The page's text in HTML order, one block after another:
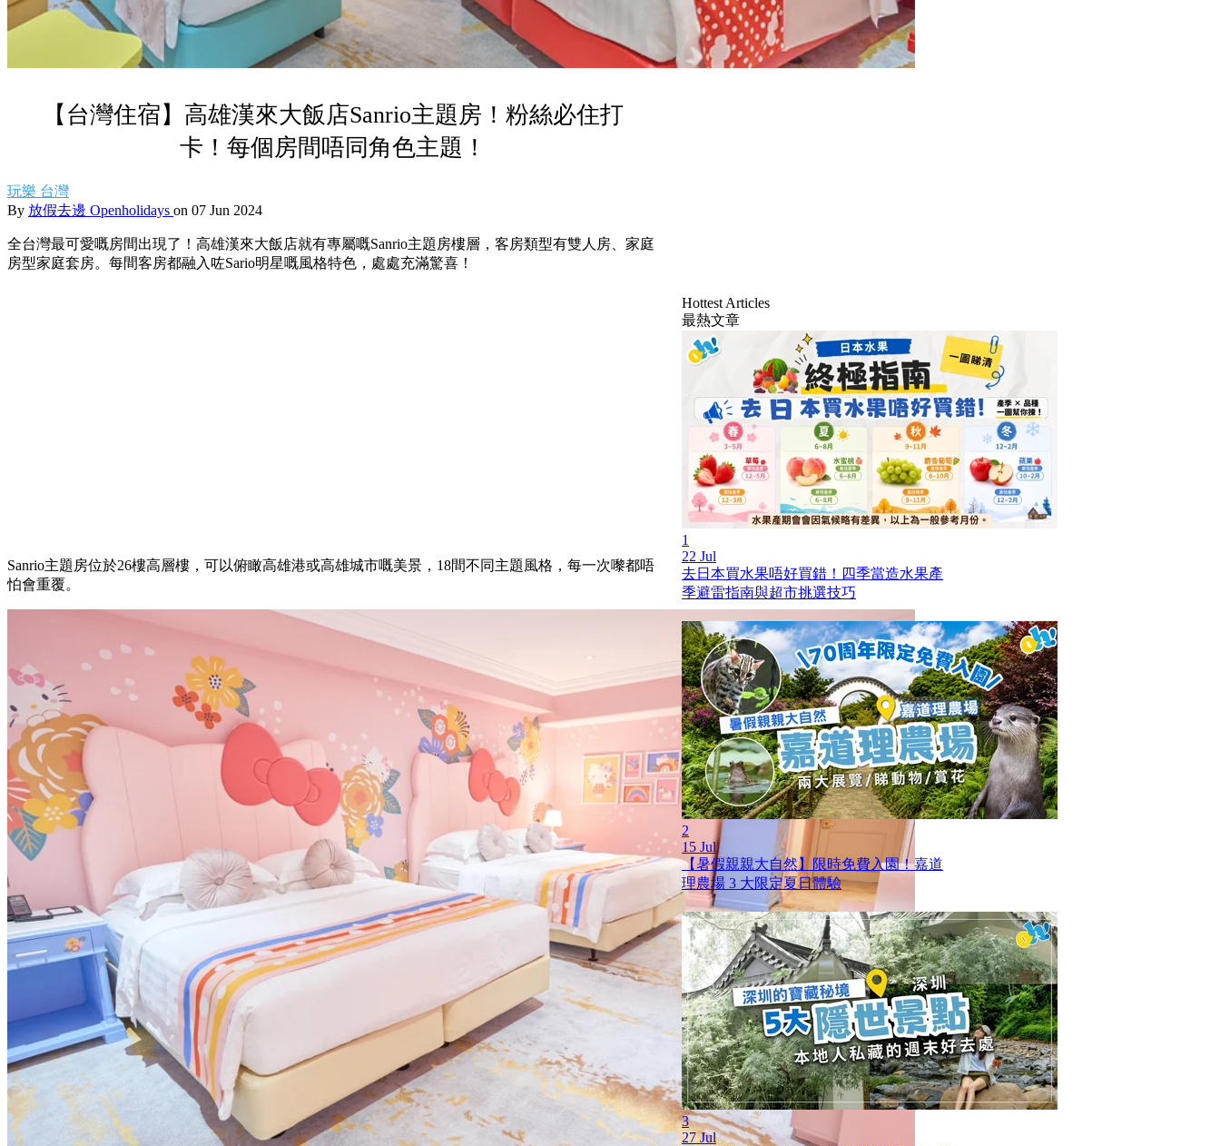
【台灣住宿】高雄漢來大飯店Sanrio主題房！粉絲必住打
卡！每個房間唔同角色主題！
玩樂 台灣
By 放假去邊 Openholidays on 07 Jun 2024
全台灣最可愛嘅房間出現了！高雄漢來大飯店就有專屬嘅Sanrio主題房樓層，客房類型有雙人房、家庭
房型家庭套房。每間客房都融入咗Sario明星嘅風格特色，處處充滿驚喜！
Sanrio主題房位於26樓高層樓，可以俯瞰高雄港或高雄城市嘅美景，18間不同主題風格，每一次嚟都唔
怕會重覆。
Hottest Articles
最熱文章
1
22 Jul
去日本買水果唔好買錯！四季當造水果產
季避雷指南與超市挑選技巧
2
15 Jul
【暑假親親大自然】限時免費入園！嘉道
理農場 3 大限定夏日體驗
3
27 Jul